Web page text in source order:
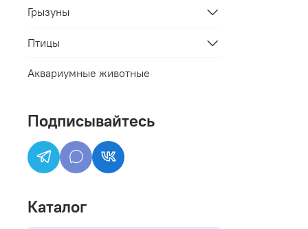
Грызуны
Птицы
Аквариумные животные
Подписывайтесь
Каталог